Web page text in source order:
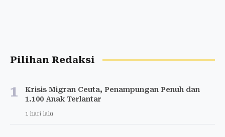
Pilihan Redaksi
1
Krisis Migran Ceuta, Penampungan Penuh dan
1.100 Anak Terlantar
1 hari lalu